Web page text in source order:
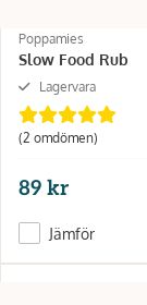
Poppamies
Slow Food Rub
Lagervara
(2 omdömen)
89 kr
Jämför